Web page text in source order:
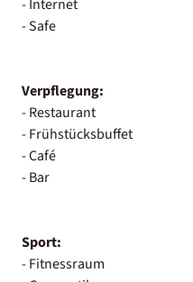
- Internet
- Safe
Verpflegung:
- Restaurant
- Frühstücksbuffet
- Café
- Bar
Sport:
- Fitnessraum